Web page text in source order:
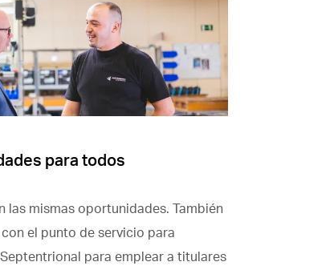
para todos
las mismas oportunidades. También
el punto de servicio para
para emplear a titulares